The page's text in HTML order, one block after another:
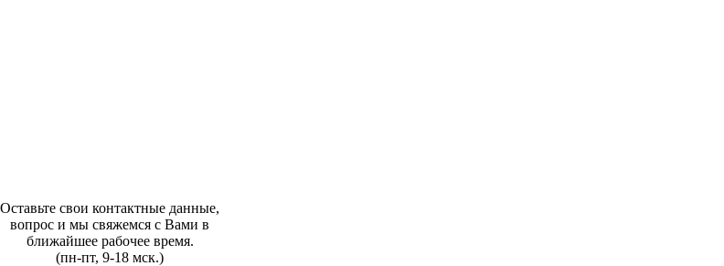
Оставьте свои контактные данные,
вопрос и мы свяжемся с Вами в
ближайшее рабочее время.
(пн-пт, 9-18 мск.)